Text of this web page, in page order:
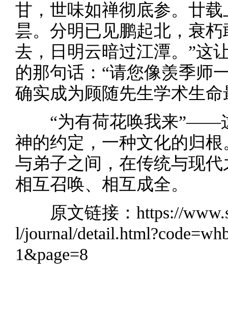
甘，世味如禅彻底参。廿
昙。分明已见鹏起北，衰
去，日明云暗过江潭。”这
的那句话：“请您像羡季师
确实成为顾随先生学术生
“为有荷花唤我来”——
神的约定，一种文化的归
与弟子之间，在传统与现
相互召唤、相互成全。
原文链接： https://
l/journal/
1&page=8